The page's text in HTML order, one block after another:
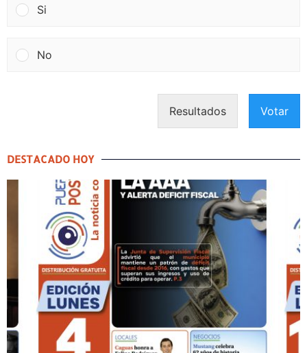
Si
No
Resultados Votar
DESTACADO HOY